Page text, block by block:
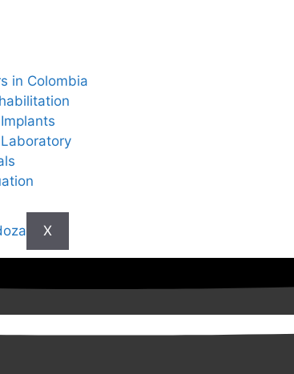
in Colombia
X